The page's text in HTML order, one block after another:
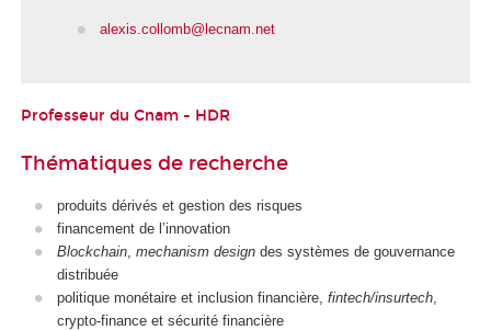
alexis.collomb@lecnam.net
Professeur du Cnam - HDR
Thématiques de recherche
produits dérivés et gestion des risques
financement de l’innovation
Blockchain, mechanism designdes systèmes de gouvernance
distribuée
politique monétaire et inclusion financière, fintech/insurtech,
crypto-finance et sécurité financière